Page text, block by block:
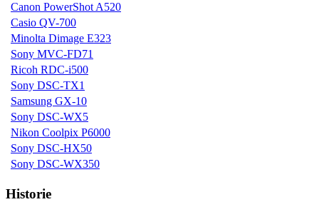
Canon PowerShot A520
Casio QV-700
Minolta Dimage E323
Sony MVC-FD71
Ricoh RDC-i500
Sony DSC-TX1
Samsung GX-10
Sony DSC-WX5
Nikon Coolpix P6000
Sony DSC-HX50
Sony DSC-WX350
Historie